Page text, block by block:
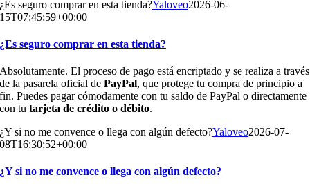
¿Es seguro comprar en esta tienda?Yaloveo2026-06-
15T07:45:59+00:00
¿Es seguro comprar en esta tienda?
Absolutamente. El proceso de pago está encriptado y se realiza a través
de la pasarela oficial dePayPal, que protege tu compra de principio a
fin. Puedes pagar cómodamente con tu saldo de PayPal o directamente
con tutarjeta de crédito o débito.
¿Y si no me convence o llega con algún defecto?Yaloveo2026-07-
08T16:30:52+00:00
¿Y si no me convence o llega con algún defecto?